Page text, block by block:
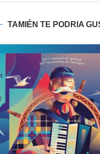
TAMIÉN TE PODRIA